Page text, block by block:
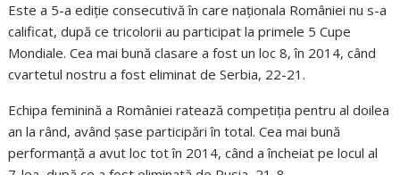
Este a 5-a ediție consecutivă în care naționala României nu s-a
calificat, după ce tricolorii au participat la primele 5 Cupe
Mondiale. Cea mai bună clasare a fost un loc 8, în 2014, când
cvartetul nostru a fost eliminat de Serbia, 22-21.
Echipa feminină a României ratează competiția pentru al doilea
an la rând, având șase participări în total. Cea mai bună
performanță a avut loc tot în 2014, când a încheiat pe locul al